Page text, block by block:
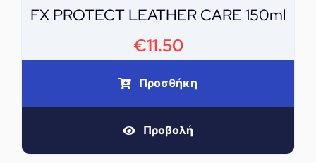
FX PROTECT LEATHER CARE 150ml
€11.50
Προσθήκη
Προβολή